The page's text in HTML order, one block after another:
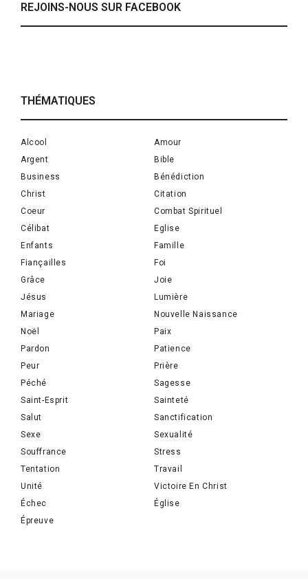
REJOINS-NOUS SUR FACEBOOK
THÉMATIQUES
Alcool
Amour
Argent
Bible
Business
Bénédiction
Christ
Citation
Coeur
Combat Spirituel
Célibat
Eglise
Enfants
Famille
Fiançailles
Foi
Grâce
Joie
Jésus
Lumière
Mariage
Nouvelle Naissance
Noël
Paix
Pardon
Patience
Peur
Prière
Péché
Sagesse
Saint-Esprit
Sainteté
Salut
Sanctification
Sexe
Sexualité
Souffrance
Stress
Tentation
Travail
Unité
Victoire En Christ
Échec
Église
Épreuve